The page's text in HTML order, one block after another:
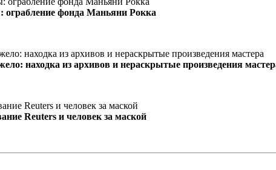
ограбление фонда Маньяни Рокка
находка из архивов и нераскрытые произведения
Reuters и человек за маской